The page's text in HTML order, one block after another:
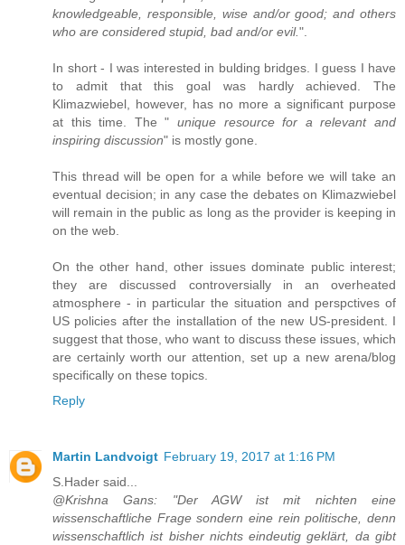
knowledgeable, responsible, wise and/or good; and others
who are considered stupid, bad and/or evil.".
In short - I was interested in bulding bridges. I guess I have
to admit that this goal was hardly achieved. The
Klimazwiebel, however, has no more a significant purpose
at this time. The " unique resource for a relevant and
inspiring discussion" is mostly gone.
This thread will be open for a while before we will take an
eventual decision; in any case the debates on Klimazwiebel
will remain in the public as long as the provider is keeping in
on the web.
On the other hand, other issues dominate public interest;
they are discussed controversially in an overheated
atmosphere - in particular the situation and perspctives of
US policies after the installation of the new US-president. I
suggest that those, who want to discuss these issues, which
are certainly worth our attention, set up a new arena/blog
specifically on these topics.
Reply
Martin Landvoigt February 19, 2017 at 1:16 PM
S.Hader said...
@Krishna Gans: "Der AGW ist mit nichten eine
wissenschaftliche Frage sondern eine rein politische, denn
wissenschaftlich ist bisher nichts eindeutig geklärt, da gibt